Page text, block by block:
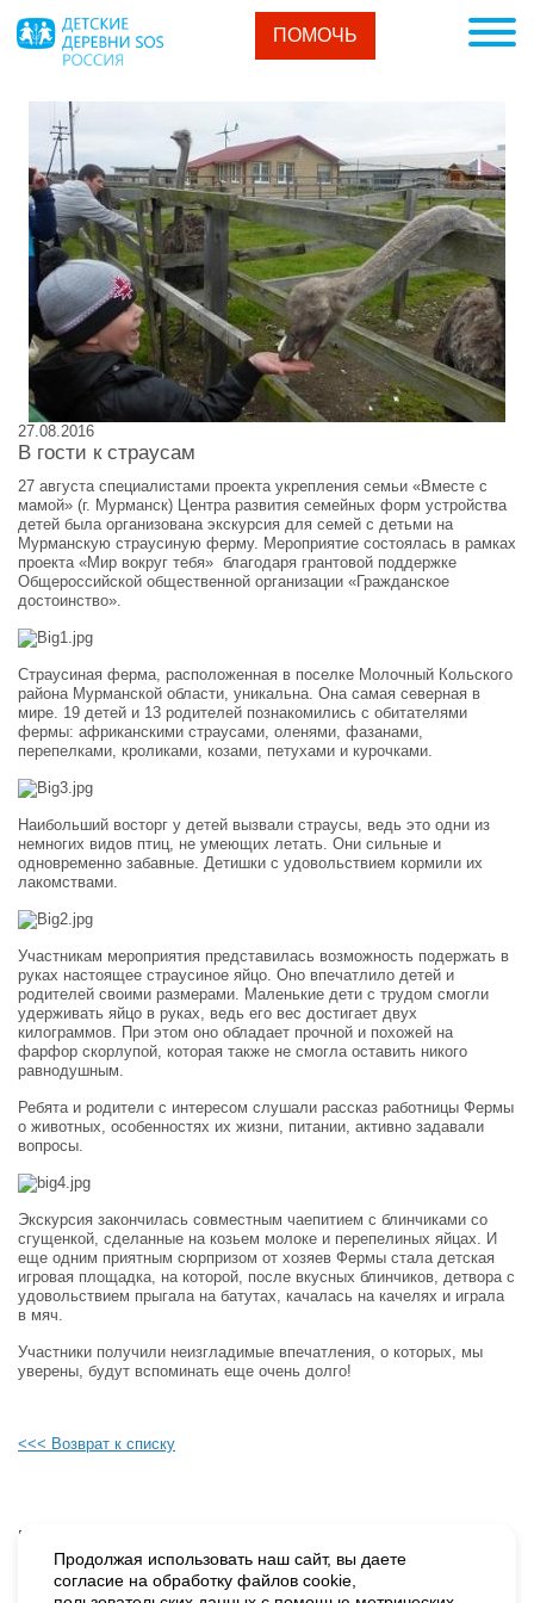
ПОМОЧЬ
27.08.2016
В гости к страусам
27 августа специалистами проекта укрепления семьи «Вместе с
мамой» (г. Мурманск) Центра развития семейных форм устройства
детей была организована экскурсия для семей с детьми на
Мурманскую страусиную ферму. Мероприятие состоялась в рамках
проекта «Мир вокруг тебя» благодаря грантовой поддержке
Общероссийской общественной организации «Гражданское
достоинство».
Страусиная ферма, расположенная в поселке Молочный Кольского
района Мурманской области, уникальна. Она самая северная в
мире. 19 детей и 13 родителей познакомились с обитателями
фермы: африканскими страусами, оленями, фазанами,
перепелками, кроликами, козами, петухами и курочками.
Наибольший восторг у детей вызвали страусы, ведь это одни из
немногих видов птиц, не умеющих летать. Они сильные и
одновременно забавные. Детишки с удовольствием кормили их
лакомствами.
Участникам мероприятия представилась возможность подержать в
руках настоящее страусиное яйцо. Оно впечатлило детей и
родителей своими размерами. Маленькие дети с трудом смогли
удерживать яйцо в руках, ведь его вес достигает двух
килограммов. При этом оно обладает прочной и похожей на
фарфор скорлупой, которая также не смогла оставить никого
равнодушным.
Ребята и родители с интересом слушали рассказ работницы Фермы
о животных, особенностях их жизни, питании, активно задавали
вопросы.
Экскурсия закончилась совместным чаепитием с блинчиками со
сгущенкой, сделанные на козьем молоке и перепелиных яйцах. И
еще одним приятным сюрпризом от хозяев Фермы стала детская
игровая площадка, на которой, после вкусных блинчиков, детвора с
удовольствием прыгала на батутах, качалась на качелях и играла
в мяч.
Участники получили неизгладимые впечатления, о которых, мы
уверены, будут вспоминать еще очень долго!
<<< Возврат к списку
Будьте в курсе наших событий, подпишитесь на новости и акции
Продолжая использовать наш сайт, вы даете
согласие на обработку файлов cookie,